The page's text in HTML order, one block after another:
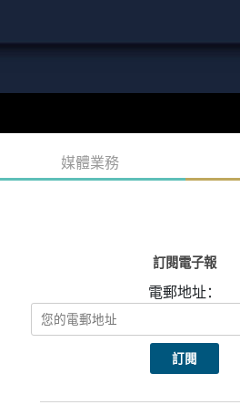
媒體業務
訂閱電子報
電郵地址：